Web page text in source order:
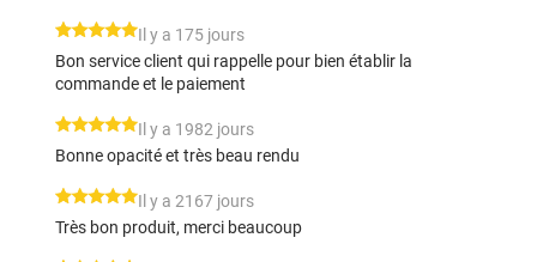
*****
Il y a 175 jours
Bon service client qui rappelle pour bien établir la
commande et le paiement
*****
Il y a 1982 jours
Bonne opacité et très beau rendu
*****
Il y a 2167 jours
Très bon produit, merci beaucoup